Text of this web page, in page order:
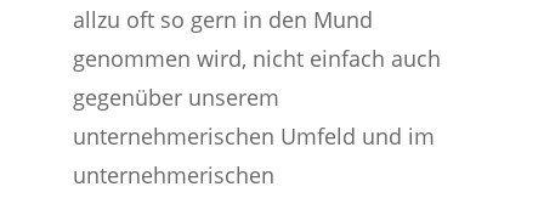
allzu oft so gern in den Mund
genommen wird, nicht einfach auch
gegenüber unserem
unternehmerischen Umfeld und im
unternehmerischen